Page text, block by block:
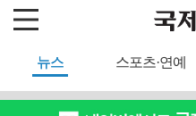
뉴스 스포츠·연예